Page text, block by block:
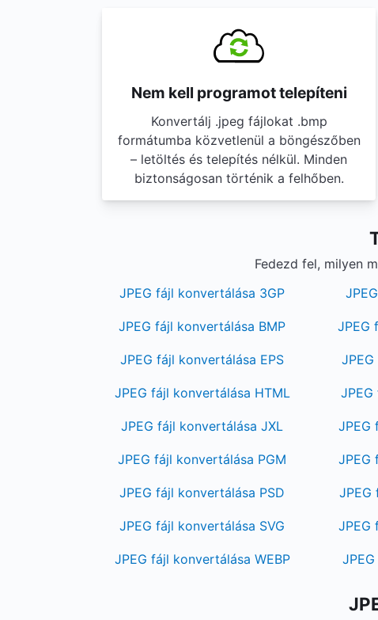
Nem kell programot telepíteni
Konvertálj .jpeg fájlokat .bmp
formátumba közvetlenül a böngészőben
– letöltés és telepítés nélkül. Minden
biztonságosan történik a felhőben.
Fedezd fel, milyen
JPEG fájl konvertálása 3GP
JPEG fájl konvertálása BMP JPEG
JPEG fájl konvertálása EPS
JPEG fájl konvertálása HTML
JPEG fájl konvertálása JXL JPEG
JPEG fájl konvertálása PGM JPEG
JPEG fájl konvertálása PSD JPEG
JPEG fájl konvertálása SVG JPEG
JPEG fájl konvertálása WEBP